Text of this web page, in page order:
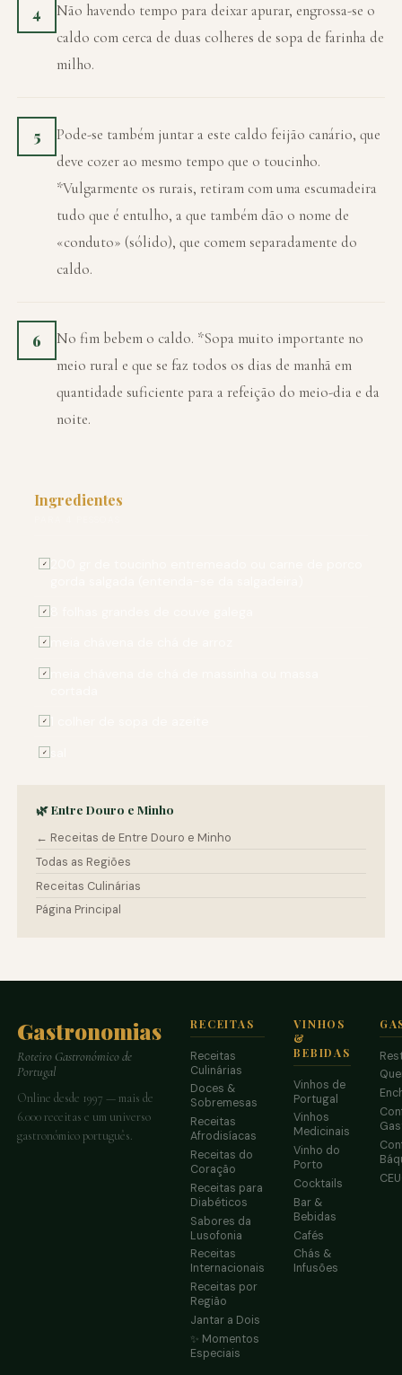
4
Não havendo tempo para deixar apurar, engrossa-se o
caldo com cerca de duas colheres de sopa de farinha de
milho.
5
Pode-se também juntar a este caldo feijão canário, que
deve cozer ao mesmo tempo que o toucinho.
*Vulgarmente os rurais, retiram com uma escumadeira
tudo que é entulho, a que também dão o nome de
«conduto» (sólido), que comem separadamente do
caldo.
6
No fim bebem o caldo. *Sopa muito importante no
meio rural e que se faz todos os dias de manhã em
quantidade suficiente para a refeição do meio-dia e da
noite.
Ingredientes
✓
✓
✓
✓
✓
✓
🌿 Entre Douro e Minho
← Receitas de Entre Douro e Minho
Todas as Regiões
Receitas Culinárias
Página Principal
Gastronomias
Roteiro Gastronómico de
Portugal
Online desde 1997 — mais de
6.000 receitas e um universo
gastronómico português.
RECEITAS
Receitas
Culinárias
Doces &
Sobremesas
Receitas
Afrodisíacas
Receitas do
Coração
Receitas para
Diabéticos
Sabores da
Lusofonia
Receitas
Internacionais
Receitas por
Região
Jantar a Dois
✨ Momentos
Especiais
VINHOS
&
BEBIDAS
Vinhos de
Portugal
Vinhos
Medicinais
Vinho do
Porto
Cocktails
Bar &
Bebidas
Cafés
Chás &
Infusões